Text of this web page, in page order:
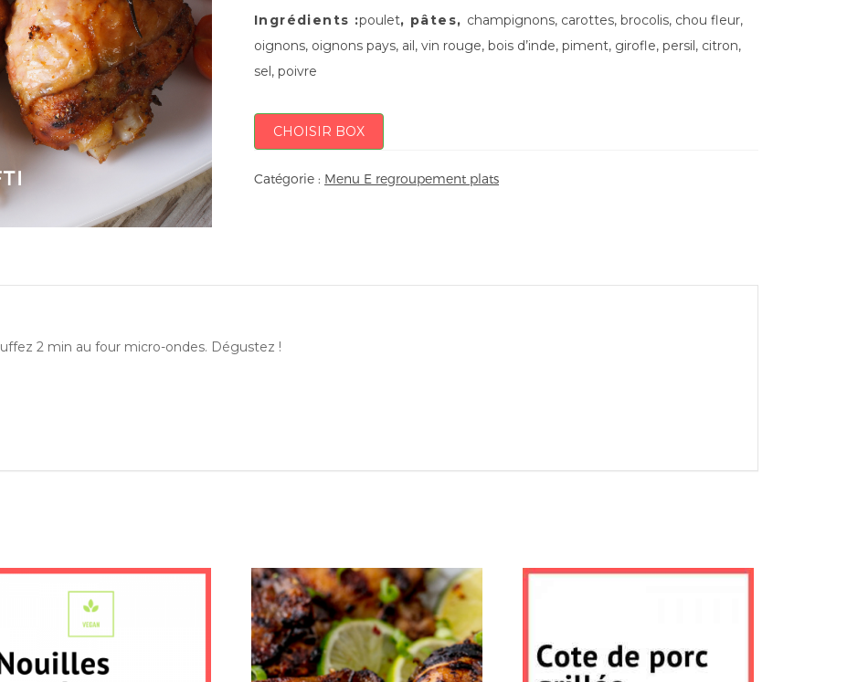
Ingrédients :poulet, pâtes, champignons, carottes, brocolis, chou fleur,
oignons, oignons pays, ail, vin rouge, bois d’inde, piment, girofle, persil, citron,
sel, poivre
CHOISIR BOX
Catégorie : Menu E regroupement plats
2 min au four micro-ondes. Dégustez !